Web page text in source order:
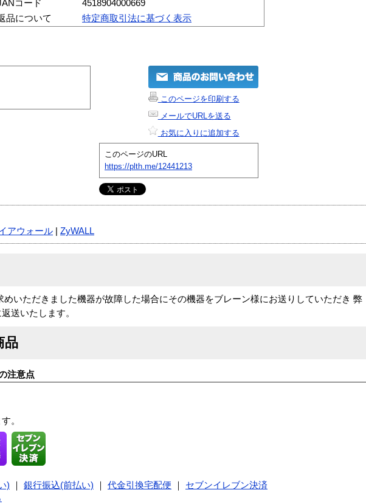
コード
4518904000669
品について
特定商取引法に基づく表示
このページを印刷する
メールでURLを送る
お気に入りに追加する
このページのURL
https://plth.me/12441213
アウォール ZyWALL
いただきました機器が故障した場合にその機器をブレーン様にお送りしていただき 弊
送いたします。
品
注意点
。
) 銀行振込(前払い) 代金引換宅配便
セブンイレブン決済